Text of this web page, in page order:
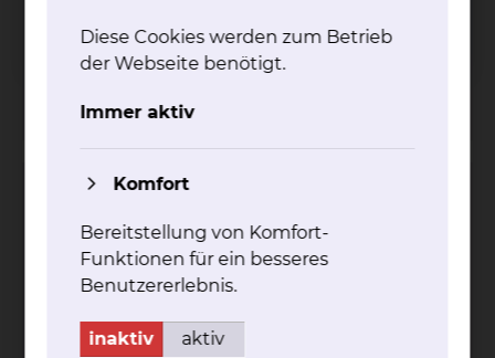
Tel.:+49 531 595 2224 Anrufbeantworter in
Abwesenheit
Evelyne Christine Elise Feddersen
Diese Cookies werden zum Betrieb
der Webseite benötigt.
Immer aktiv
Komfort
Bereitstellung von Komfort-
Funktionen für ein besseres
Benutzererlebnis.
inaktiv aktiv